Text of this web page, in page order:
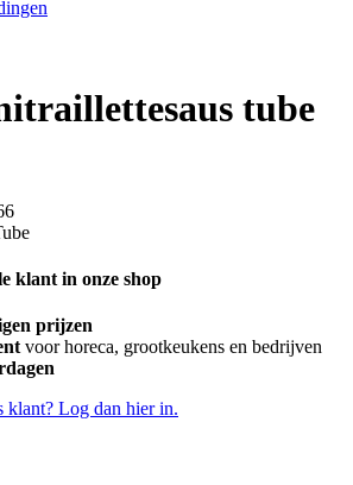
tube
klant in onze shop
prijzen
voor horeca, grootkeukens en bedrijven
klant? Log dan hier in.